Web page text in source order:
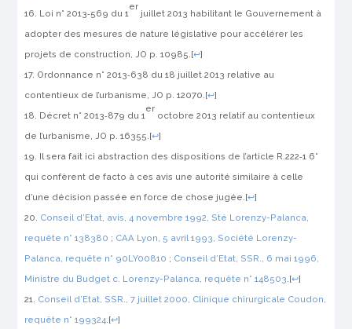
Loi n° 2013‑569 du 1
er
juillet 2013 habilitant le Gouvernement à
adopter des mesures de nature législative pour accélérer les
projets de construction,JO p. 10985.[↩]
Ordonnance n° 2013‑638 du 18 juillet 2013 relative au
contentieux de l’urbanisme,JO p. 12070.[↩]
Décret n° 2013‑879 du 1
er
octobre 2013 relatif au contentieux
de l’urbanisme,JO p. 16355.[↩]
Il sera fait ici abstraction des dispositions de l’article R.222‑1 6°
qui confèrent de facto à ces avis une autorité similaire à celle
d’une décision passée en force de chose jugée.[↩]
Conseil d’Etat, avis, 4 novembre 1992, Sté Lorenzy-Palanca,
requête n° 138380 ; CAA Lyon, 5 avril 1993, Société Lorenzy-
Palanca, requête n° 90LY00810 ; Conseil d’Etat, SSR., 6 mai 1996,
Ministre du Budget c. Lorenzy-Palanca, requête n° 148503.[↩]
Conseil d’Etat, SSR., 7 juillet 2000, Clinique chirurgicale Coudon,
requête n° 199324.[↩]